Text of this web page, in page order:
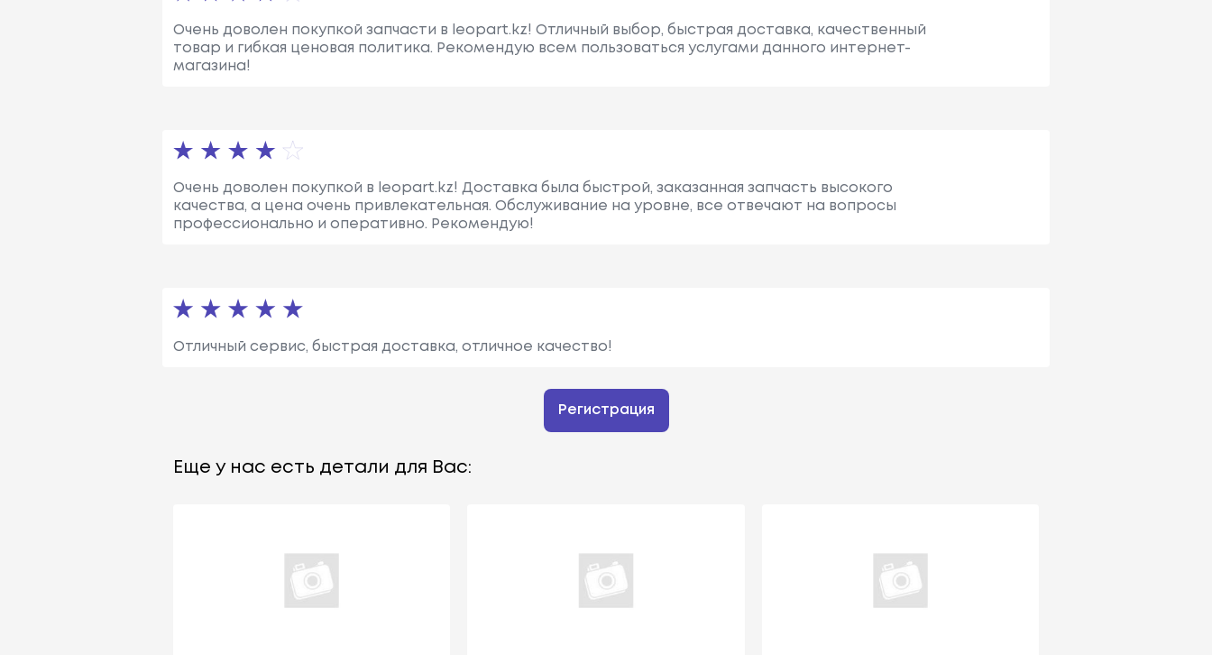
Очень доволен покупкой запчасти в leopart.kz! Отличный выбор, быстрая доставка, качественный
товар и гибкая ценовая политика. Рекомендую всем пользоваться услугами данного интернет-
магазина!
Очень доволен покупкой в leopart.kz! Доставка была быстрой, заказанная запчасть высокого
качества, а цена очень привлекательная. Обслуживание на уровне, все отвечают на вопросы
профессионально и оперативно. Рекомендую!
Отличный сервис, быстрая доставка, отличное качество!
Регистрация
Еще у нас есть детали для Вас: